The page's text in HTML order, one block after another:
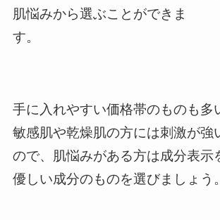
肌悩みから選ぶことができま
す
手に入れやすい価格帯のものも多
敏感肌や乾燥肌の方には刺激が強
ので、肌悩みがある方は成分表示
優しい成分のものを選びましょう。